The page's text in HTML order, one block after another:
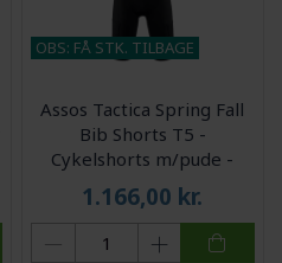
OBS: FÅ STK. TILBAGE
Assos Tactica Spring Fall
Bib Shorts T5 -
Cykelshorts m/pude -
Dame - Sort - XL
1.166,00 kr.